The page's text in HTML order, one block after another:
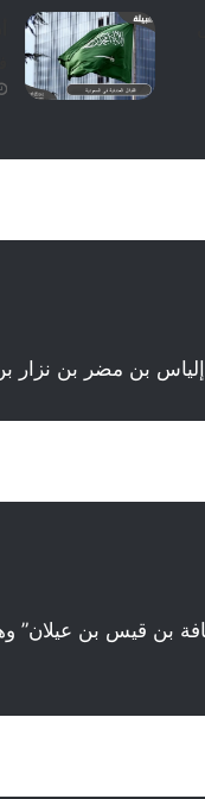
بن مضر بن نزار
بن قيس بن عيلان”